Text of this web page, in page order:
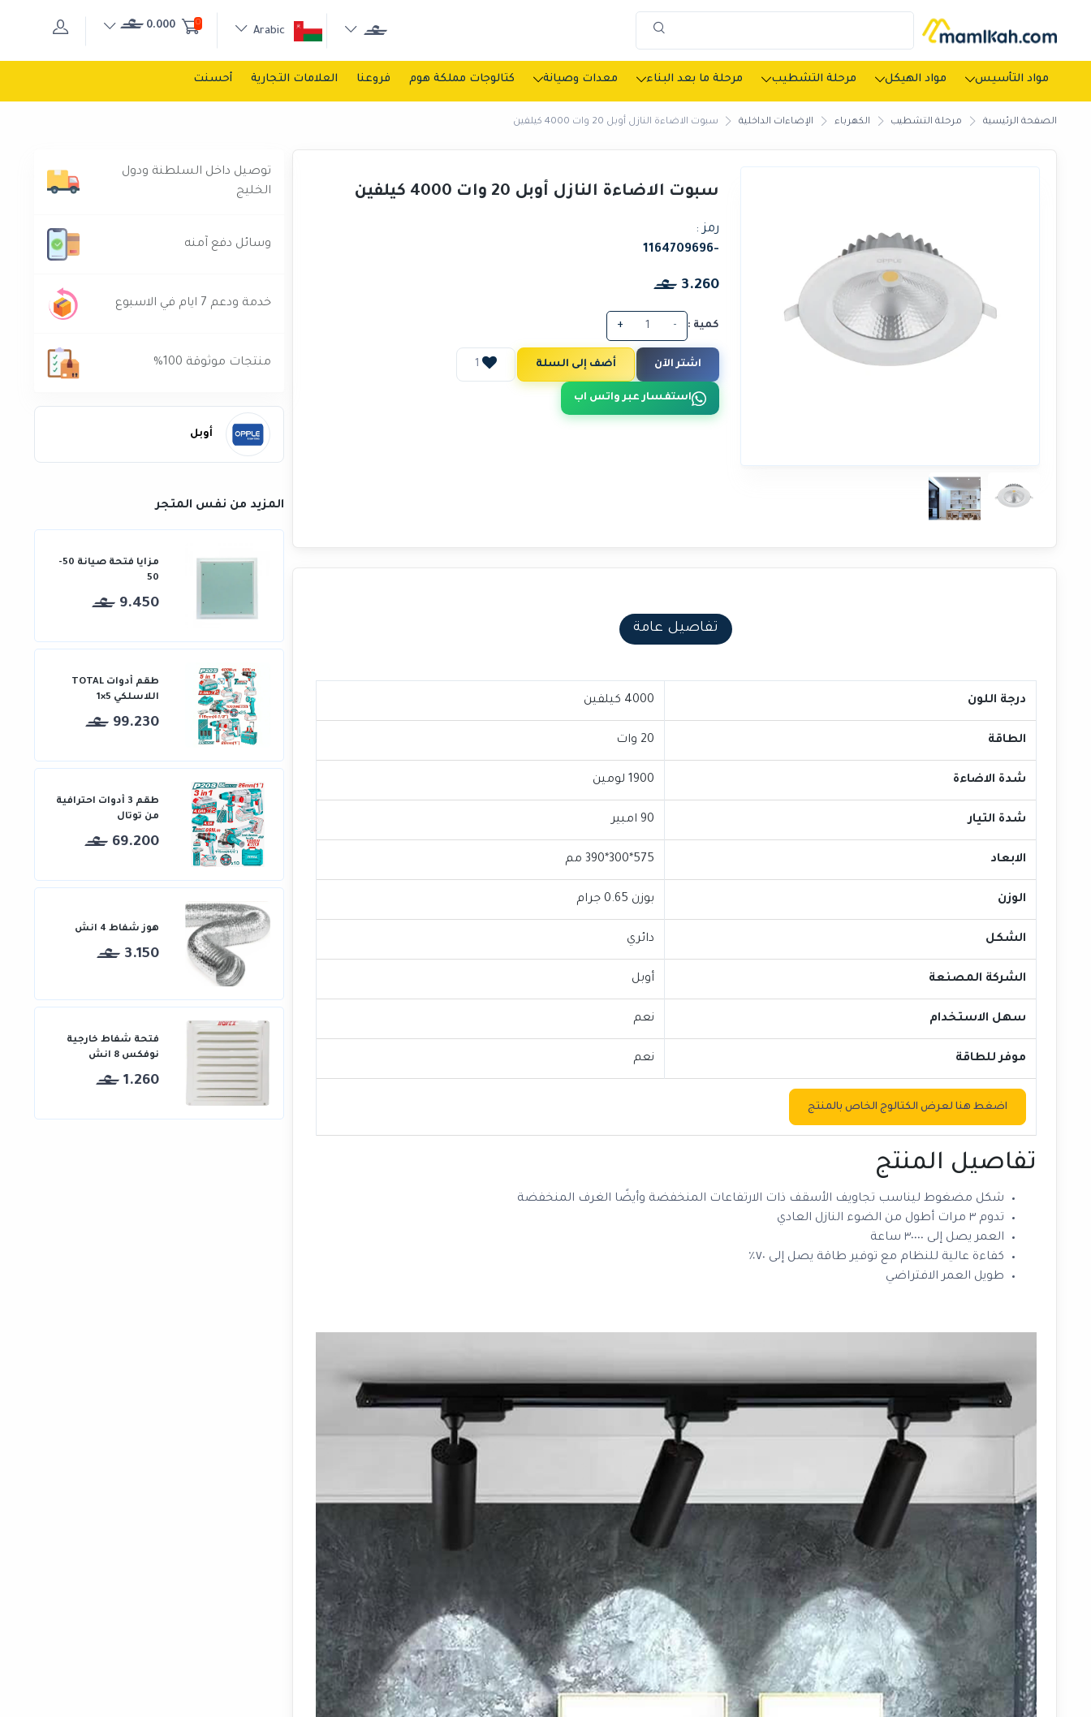
0
0.000
مواد التأسيس مواد الهيكل مرحلة التشطيب مرحلة ما بعد البناء معدات وصيانة كتالوجات مملكة هوم فروعنا العلامات التجارية أحسنت
الصفحة الرئيسية مرحلة التشطيب الكهرباء الإضاءات الداخلية سبوت الاضاءة النازل أوبل 20 وات 4000 كيلفين
سبوت الاضاءة النازل أوبل 20 وات 4000 كيلفين
رمز :
-1164709696
3.260
كمية : -
+
اشتر الآن أضف إلى السلة 1
استفسار عبر واتس اب
تفاصيل عامة
درجة اللون 4000 كيلفين
الطاقة 20 وات
شدة الاضاءة 1900 لومين
شدة التيار 90 امبير
الابعاد 575*300*390 مم
الوزن بوزن 0.65 جرام
الشكل دائري
الشركة المصنعة أوبل
سهل الاستخدام نعم
موفر للطاقة نعم
اضغط هنا لعرض الكتالوج الخاص بالمنتج
تفاصيل المنتج
شكل مضغوط ليناسب تجاويف الأسقف ذات الارتفاعات المنخفضة وأيضًا الغرف المنخفضة
تدوم ٣ مرات أطول من الضوء النازل العادي
العمر يصل إلى ٣٠٠٠٠ ساعة
كفاءة عالية للنظام مع توفير طاقة يصل إلى ٧٠٪
طويل العمر الافتراضي
توصيل داخل السلطنة ودول
الخليج
وسائل دفع آمنه
خدمة ودعم 7 ايام في الاسبوع
منتجات موثوقة 100%
أوبل
المزيد من نفس المتجر
مزايا فتحة صيانة 50-
50
9.450
طقم أدوات TOTAL
اللاسلكي 5×1
99.230
طقم 3 أدوات احترافية
من توتال
69.200
هوز شفاط 4 انش
3.150
فتحة شفاط خارجية
نوفكس 8 انش
1.260